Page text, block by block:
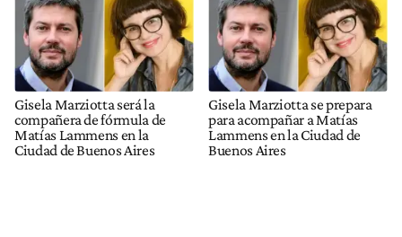
Gisela Marziotta será la
compañera de fórmula de
Matías Lammens en la
Ciudad de Buenos Aires
Gisela Marziotta se prepara
para acompañar a Matías
Lammens en la Ciudad de
Buenos Aires